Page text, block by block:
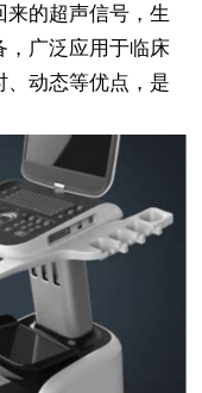
的超声信号，生
，广泛应用于临床
、动态等优点，是